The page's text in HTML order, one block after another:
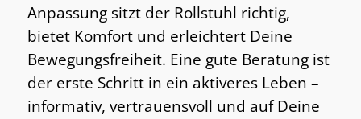
Anpassung sitzt der Rollstuhl richtig,
bietet Komfort und erleichtert Deine
Bewegungsfreiheit. Eine gute Beratung ist
der erste Schritt in ein aktiveres Leben –
informativ, vertrauensvoll und auf Deine